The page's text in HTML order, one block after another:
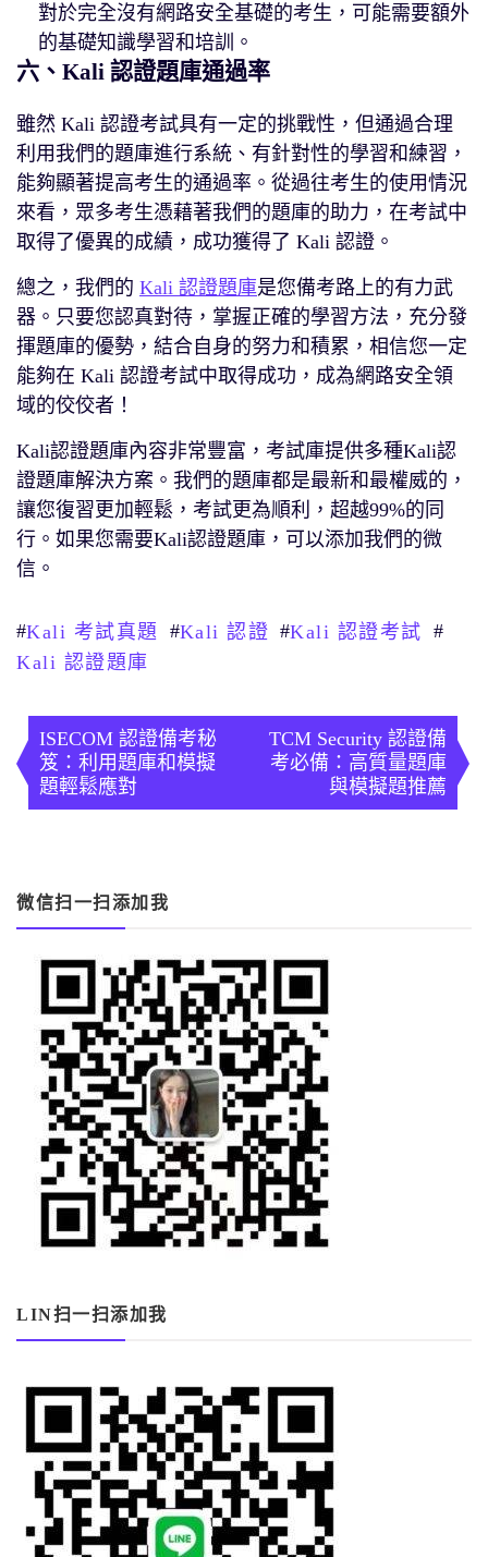
對於完全沒有網路安全基礎的考生，可能需要額外
的基礎知識學習和培訓。
六、Kali 認證題庫通過率
雖然 Kali 認證考試具有一定的挑戰性，但通過合理
利用我們的題庫進行系統、有針對性的學習和練習，
能夠顯著提高考生的通過率。從過往考生的使用情況
來看，眾多考生憑藉著我們的題庫的助力，在考試中
取得了優異的成績，成功獲得了 Kali 認證。
總之，我們的 Kali 認證題庫是您備考路上的有力武
器。只要您認真對待，掌握正確的學習方法，充分發
揮題庫的優勢，結合自身的努力和積累，相信您一定
能夠在 Kali 認證考試中取得成功，成為網路安全領
域的佼佼者！
Kali認證題庫內容非常豐富，考試庫提供多種Kali認
證題庫解決方案。我們的題庫都是最新和最權威的，
讓您復習更加輕鬆，考試更為順利，超越99%的同
行。如果您需要Kali認證題庫，可以添加我們的微
信。
#Kali 考試真題 #Kali 認證 #Kali 認證考試 #
Kali 認證題庫
章
導
覽
ISECOM 認證備考秘
笈：利用題庫和模擬
題輕鬆應對
TCM Security 認證備
考必備：高質量題庫
與模擬題推薦
微信扫一扫添加我
LIN扫一扫添加我